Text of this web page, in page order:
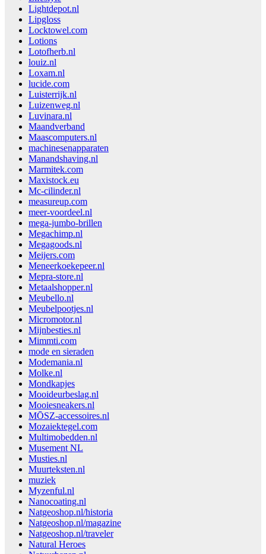
Lightdepot.nl
Lipgloss
Locktowel.com
Lotions
Lotofherb.nl
louiz.nl
Loxam.nl
lucide.com
Luisterrijk.nl
Luizenweg.nl
Luvinara.nl
Maandverband
Maascomputers.nl
machinesenapparaten
Manandshaving.nl
Marmitek.com
Maxistock.eu
Mc-cilinder.nl
measureup.com
meer-voordeel.nl
mega-jumbo-brillen
Megachimp.nl
Megagoods.nl
Meijers.com
Meneerkoekepeer.nl
Mepra-store.nl
Metaalshopper.nl
Meubello.nl
Meubelpootjes.nl
Micromotor.nl
Mijnbesties.nl
Mimmti.com
mode en sieraden
Modemania.nl
Molke.nl
Mondkapjes
Mooideurbeslag.nl
Mooiesneakers.nl
MŌSZ-accessoires.nl
Mozaiektegel.com
Multimobedden.nl
Musement NL
Musties.nl
Muurteksten.nl
muziek
Myzenful.nl
Nanocoating.nl
Natgeoshop.nl/historia
Natgeoshop.nl/magazine
Natgeoshop.nl/traveler
Natural Heroes